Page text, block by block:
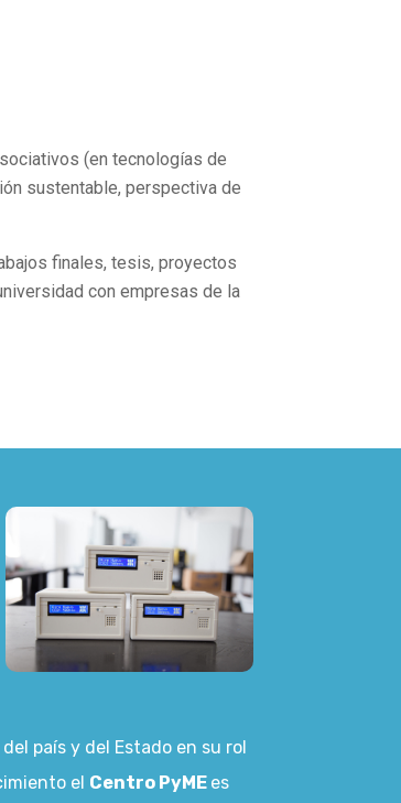
(en tecnologías de
sustentable, perspectiva de
finales, tesis, proyectos
con empresas de la
país y del Estado en su rol
el Centro PyME es